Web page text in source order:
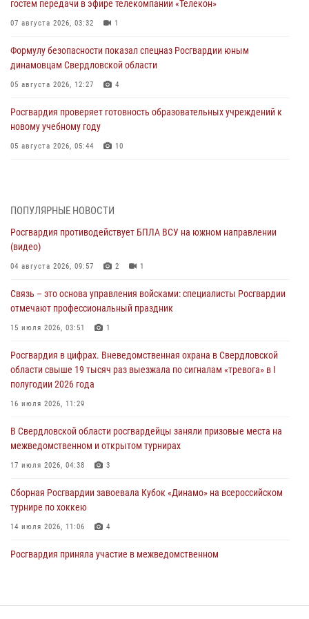
гостем передачи в эфире телекомпании «Телекон»
07 августа 2026, 03:32 1
Формулу безопасности показал спецназ Росгвардии юным
динамовцам Свердловской области
05 августа 2026, 12:27 4
Росгвардия проверяет готовность образовательных учреждений к
новому учебному году
05 августа 2026, 05:44 10
04 августа 2026, 09:57 2
Росгвардия приняла участие в обеспечении безопасности Дня
города в Екатеринбурге
03 августа 2026, 07:43 3
Росгвардия приняла участие в межведомственном
антитеррористическом учении в Свердловской области
31 июля 2026, 12:27 1
Росгвардия обеспечивает безопасность граждан на южном
направлении
31 июля 2026, 06:56
рассказал об итогах работы подразделения в эфире телекомпании
«Телекон»
30 июля 2026, 11:33 1
ПОПУЛЯРНЫЕ НОВОСТИ
Росгвардия противодействует БПЛА ВСУ на южном направлении
(видео)
04 августа 2026, 09:57 2 1
Связь – это основа управления войсками: специалисты Росгвардии
отмечают профессиональный праздник
15 июля 2026, 03:51 1
Росгвардия в цифрах. Вневедомственная охрана в Свердловской
области свыше 19 тысяч раз выезжала по сигналам «тревога» в I
полугодии 2026 года
16 июля 2026, 11:29
В Свердловской области росгвардейцы заняли призовые места на
межведомственном и открытом турнирах
17 июля 2026, 04:38 3
Сборная Росгвардии завоевала Кубок «Динамо» на всероссийском
турнире по хоккею
14 июля 2026, 11:06 4
Росгвардия приняла участие в межведомственном